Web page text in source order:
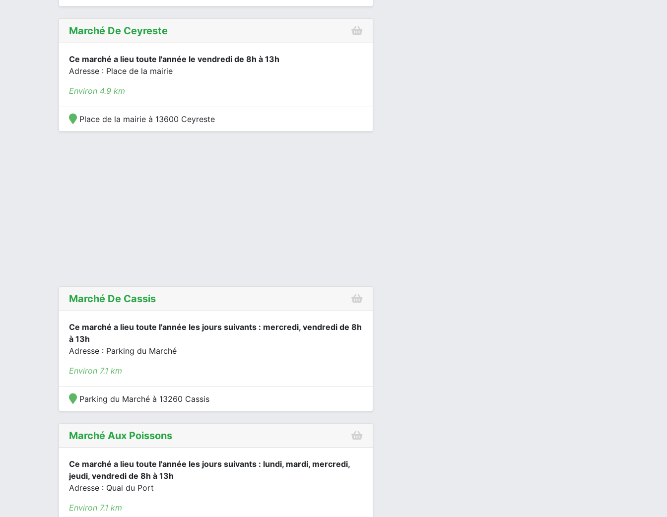
Marché De Ceyreste
Ce marché a lieu toute l'année le vendredi de 8h à 13h
Adresse : Place de la mairie
Environ 4.9 km
Place de la mairie à 13600 Ceyreste
Marché De Cassis
Ce marché a lieu toute l'année les jours suivants : mercredi, vendredi de 8h
à 13h
Adresse : Parking du Marché
Environ 7.1 km
Parking du Marché à 13260 Cassis
Marché Aux Poissons
Ce marché a lieu toute l'année les jours suivants : lundi, mardi, mercredi,
jeudi, vendredi de 8h à 13h
Adresse : Quai du Port
Environ 7.1 km